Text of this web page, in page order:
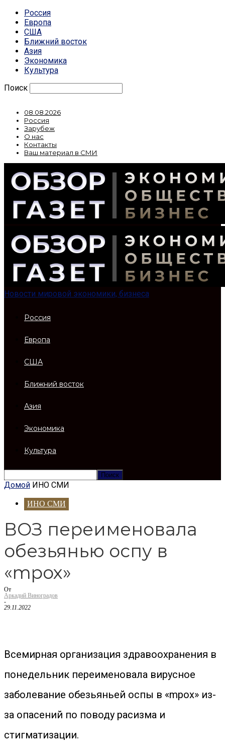
Россия
Европа
США
Ближний восток
Азия
Экономика
Культура
Поиск
08.08.2026
Россия
Зарубеж
О нас
Контакты
Ваш материал в СМИ
Новости мировой экономики, бизнеса
Россия
Европа
США
Ближний восток
Азия
Экономика
Культура
Домой ИНО СМИ
ИНО СМИ
ВОЗ переименовала
обезьянью оспу в
«mpox»
От
Аркадий Виноградов
-
29.11.2022
Всемирная организация здравоохранения в
понедельник переименовала вирусное
заболевание обезьяньей оспы в «mpox» из-
за опасений по поводу расизма и
стигматизации.